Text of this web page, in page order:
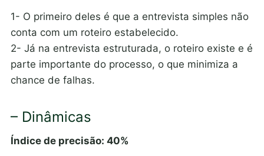
1- O primeiro deles é que a entrevista simples não
conta com um roteiro estabelecido.
2- Já na entrevista estruturada, o roteiro existe e é
parte importante do processo, o que minimiza a
chance de falhas.
– Dinâmicas
Índice de precisão: 40%